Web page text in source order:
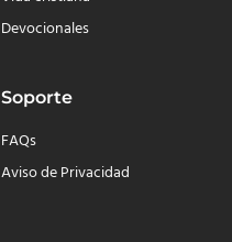
Devocionales
Soporte
FAQs
Aviso de Privacidad